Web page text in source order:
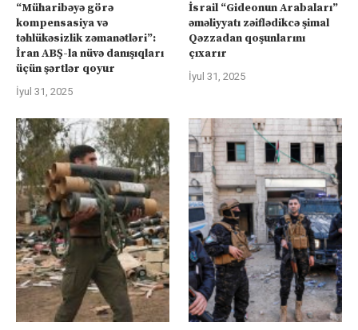
“Müharibəyə görə
kompensasiya və
təhlükəsizlik zəmanətləri”:
İran ABŞ-la nüvə danışıqları
üçün şərtlər qoyur
İyul 31, 2025
İsrail “Gideonun Arabaları”
əməliyyatı zəiflədikcə şimal
Qəzzadan qoşunlarını
çıxarır
İyul 31, 2025